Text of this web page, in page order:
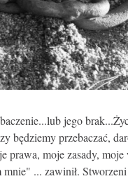
jego
będziemy przebaczać,
prawa, moje zasady, moje
... zawinił.